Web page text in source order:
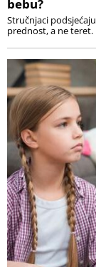
bebu?
Stručnjaci
prednost, a ne